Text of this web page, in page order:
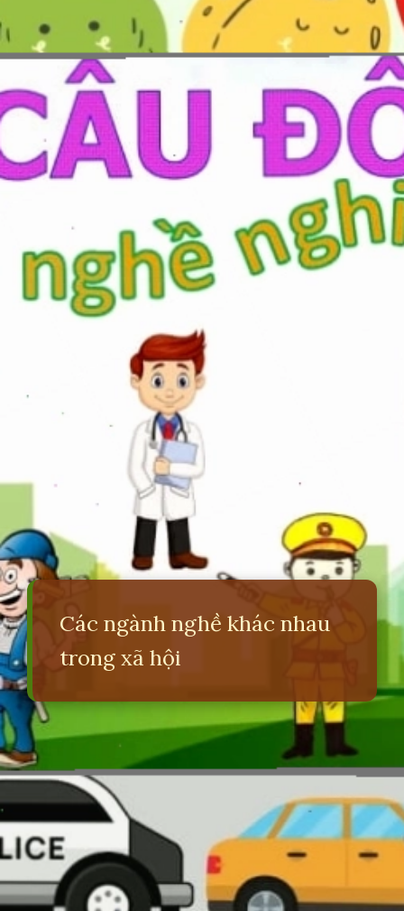
Đang mởhttps://erci.edu.vn/cau-do-lop-4
Các ngành nghề khác nhau
trong xã hội
Đang mở https://erci.edu.vn/cau-do-lop-4